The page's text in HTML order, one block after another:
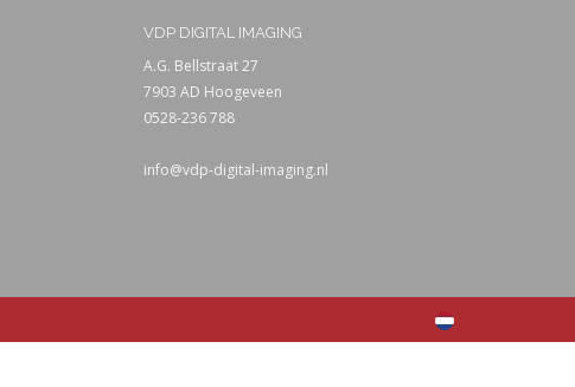
VDP DIGITAL IMAGING
A.G. Bellstraat 27
7903 AD Hoogeveen
0528-236 788
info@vdp-digital-imaging.nl